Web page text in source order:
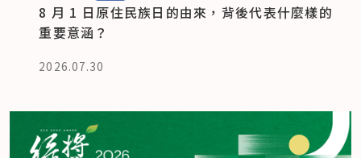
8 月 1 日原住民族日的由來，背後代表什麼樣的
重要意涵？
2026.07.30